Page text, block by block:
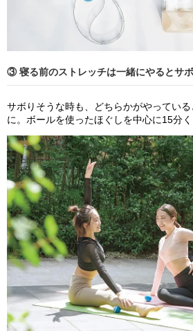
③ 寝る前のストレッチは一緒にやるとサ
サボりそうな時も、どちらかがやってい
に。ボールを使ったほぐしを中心に15分